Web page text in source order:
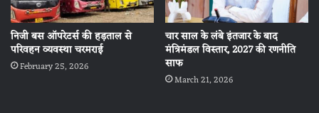
निजी बस ऑपरेटर्स की हड़ताल से
परिवहन व्यवस्था चरमराई
February 25, 2026
चार साल के लंबे इंतजार के बाद
मंत्रिमंडल विस्तार, 2027 की रणनीति
साफ
March 21, 2026